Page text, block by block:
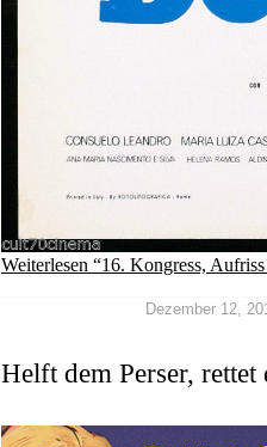
Weiterlesen “16. Kongress,
Dezember 12,
Helft dem Perser,